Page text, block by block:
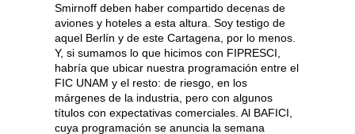
Smirnoff deben haber compartido decenas de
aviones y hoteles a esta altura. Soy testigo de
aquel Berlín y de este Cartagena, por lo menos.
Y, si sumamos lo que hicimos con FIPRESCI,
habría que ubicar nuestra programación entre el
FIC UNAM y el resto: de riesgo, en los
márgenes de la industria, pero con algunos
títulos con expectativas comerciales. Al BAFICI,
cuya programación se anuncia la semana